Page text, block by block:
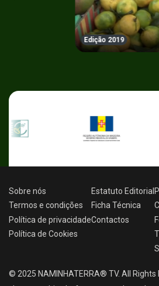
Edição 2019
Sobre nós
Termos e condições
Política de privacidade
Política de Cookies
Estatuto Editorial
Ficha Técnica
Contactos
© 2025 NAMINHATERRA® TV. All Rights